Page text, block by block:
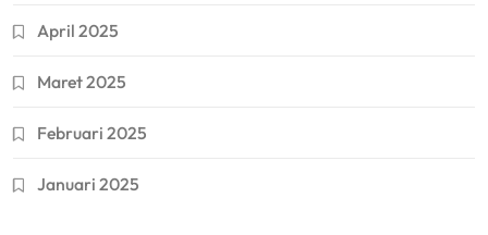
April 2025
Maret 2025
Februari 2025
Januari 2025